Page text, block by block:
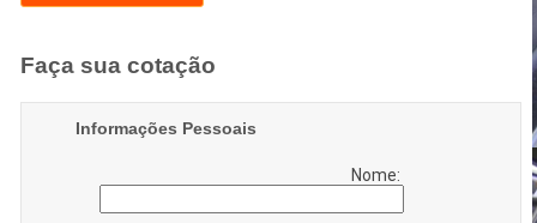
Faça sua cotação
Informações Pessoais
Nome: